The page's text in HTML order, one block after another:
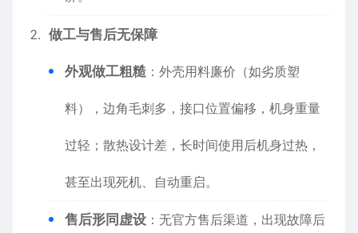
做工与售后无保障
外观做工粗糙 ：外壳用料廉价（如劣质塑
料），边角毛刺多，接口位置偏移，机身重量
过轻；散热设计差，长时间使用后机身过热，
甚至出现死机、自动重启。
售后形同虚设 ：无官方售后渠道，出现故障后